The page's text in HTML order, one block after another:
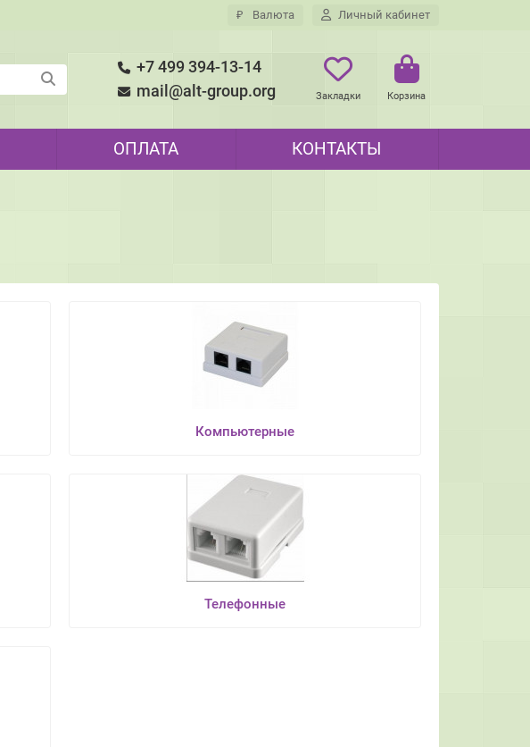
₽ Валюта Личный кабинет
+7 499 394-13-14
mail@alt-group.org
Закладки Корзина
ОПЛАТА КОНТАКТЫ
Компьютерные
Телефонные